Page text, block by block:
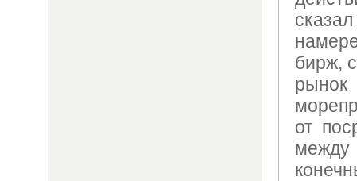
бирж,
от